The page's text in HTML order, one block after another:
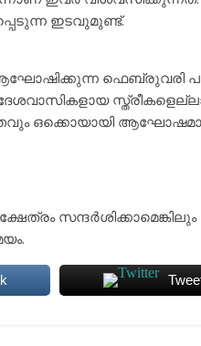
ഇടവുമുണ്ട്.
ആഘോഷിക്കുന്ന ഫെബ്രുവരി
ഒക്കൊയായി